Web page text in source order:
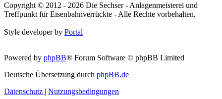
Copyright © 2012 - 2026 Die Sechser - Anlagenmeisterei und
Treffpunkt für Eisenbahnverrückte - Alle Rechte vorbehalten.
Style developer by Portal
Powered by phpBB® Forum Software © phpBB Limited
Deutsche Übersetzung durch phpBB.de
Datenschutz | Nutzungsbedingungen